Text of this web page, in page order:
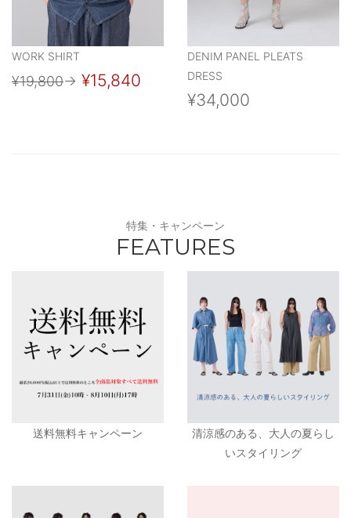
WORK SHIRT
¥19,800→ ¥15,840
DENIM PANEL PLEATS
DRESS
¥34,000
特集・キャンペーン
FEATURES
送料無料キャンペーン
清涼感のある、大人の夏らし
いスタイリング